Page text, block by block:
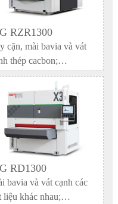
RZR1300
cặn, mài bavia và vát
thép cacbon;
mờ, vát mép và kéo dây
thép không gỉ, nhôm,
và các kim loại màu
RD1300
bavia và vát cạnh các
liệu khác nhau;